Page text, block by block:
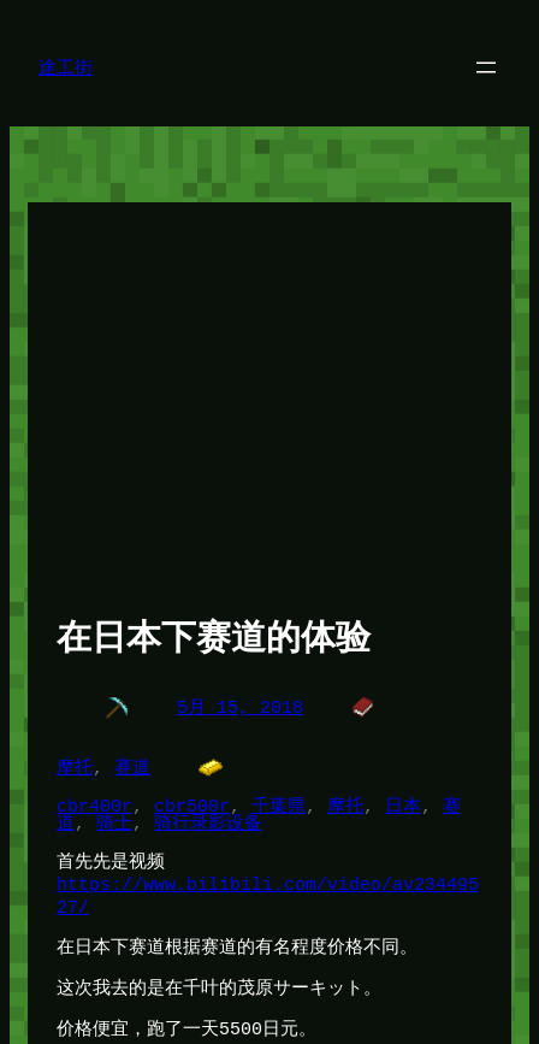
プ
途工街
在日本下赛道的体验
5月 15, 2018
摩托, 赛道
cbr400r, cbr500r, 千葉県, 摩托, 日本, 赛
道, 骑士, 骑行录影设备
首先先是视频
https://www.bilibili.com/video/av234495
27/
在日本下赛道根据赛道的有名程度价格不同。
这次我去的是在千叶的茂原サーキット。
价格便宜，跑了一天5500日元。